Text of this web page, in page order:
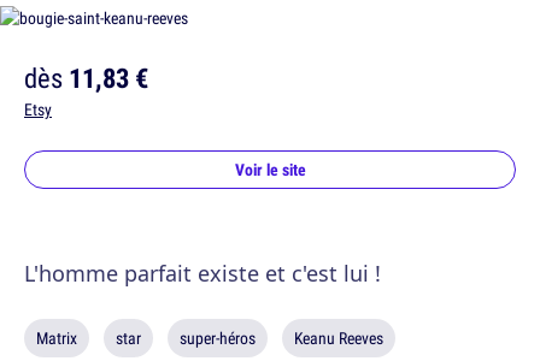
dès11,83 €
Etsy
Voir le site
L'homme parfait existe et c'est lui !
Matrix star super-héros Keanu Reeves